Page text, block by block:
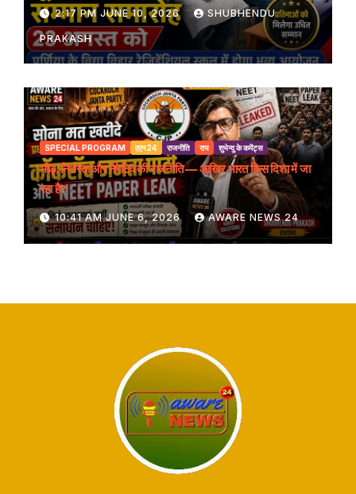
2:17 PM JUNE 10, 2026 SHUBHENDU
PRAKASH
SPECIAL PROGRAM एएन24 राजनीति राय शुभेन्दु के कमेंट्स
भीड़, निर्भरता और नैरेटिव की राजनीति — आखिर भारत किस दिशा में जा
रहा है?
10:41 AM JUNE 6, 2026 AWARE NEWS 24